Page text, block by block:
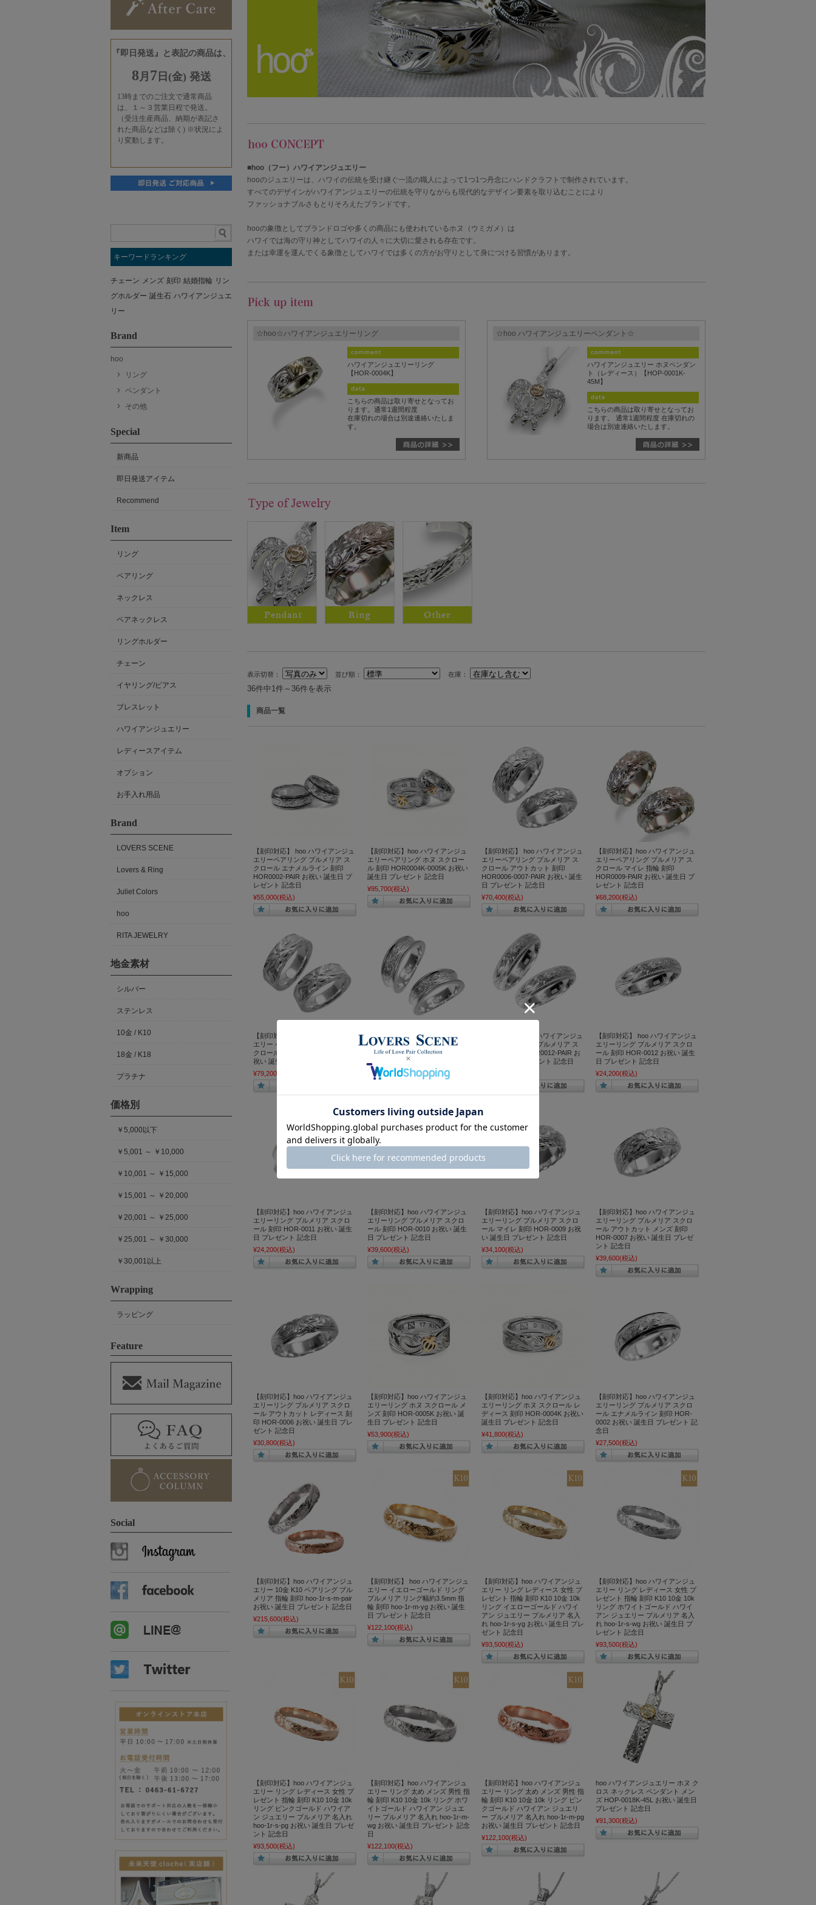
■hoo（フー）ハワイアンジュエリー
hooのジュエリーは、ハワイの伝統を受け継ぐ一流の職人によって1つ1つ丹念にハンドクラフトで制作されています。
すべてのデザインがハワイアンジュエリーの伝統を守りながらも現代的なデザイン要素を取り込むことにより
ファッショナブルさもとりそろえたブランドです。
hooの象徴としてブランドロゴや多くの商品にも使われているホヌ（ウミガメ）は
ハワイでは海の守り神としてハワイの人々に大切に愛される存在です。
または幸運を運んでくる象徴としてハワイでは多くの方がお守りとして身につける習慣があります。
☆hoo☆ハワイアンジュエリーリング
ハワイアンジュエリーリング
【HOR-0004K】
こちらの商品は取り寄せとなってお
ります。通常1週間程度
在庫切れの場合は別途連絡いたしま
す。
☆hoo ハワイアンジュエリーペンダント☆
ハワイアンジュエリー ホヌペンダン
ト（レディース）【HOP-0001K-
45M】
こちらの商品は取り寄せとなってお
ります。 通常1週間程度 在庫切れの
場合は別途連絡いたします。
表示切替： 並び順： 在庫：
36件中1件～36件を表示
商品一覧
【刻印対応】 hoo ハワイアンジュ
エリーペアリング プルメリア ス
クロール エナメルライン 刻印
HOR0002-PAIR お祝い 誕生日 プ
レゼント 記念日
¥55,000(税込)
【刻印対応】hoo ハワイアンジュ
エリーペアリング ホヌ スクロー
ル 刻印 HOR0004K-0005K お祝い
誕生日 プレゼント 記念日
¥95,700(税込)
【刻印対応】 hoo ハワイアンジュ
エリーペアリング プルメリア ス
クロール アウトカット 刻印
HOR0006-0007-PAIR お祝い 誕生
日 プレゼント 記念日
¥70,400(税込)
【刻印対応】hoo ハワイアンジュ
エリーペアリング プルメリア ス
クロール マイレ 指輪 刻印
HOR0009-PAIR お祝い 誕生日 プ
レゼント 記念日
¥68,200(税込)
【刻印対応】 hoo ハワイアンジュ
エリー ペアリング プルメリア ス
クロール 刻印 HOR0010-PAIR お
祝い 誕生日 プレゼント 記念日
¥79,200
【刻印対応】 hoo ハワイアンジュ
エリーペアリング プルメリア ス
クロール 刻印 HOR0011-PAIR お
祝い 誕生日 プレゼント 記念日
¥48,400(税込)
【刻印対応】 hoo ハワイアンジュ
エリーペアリング プルメリア ス
クロール 刻印 HOR0012-PAIR お
祝い 誕生日 プレゼント 記念日
【刻印対応】 hoo ハワイアンジュ
エリーリング プルメリア スクロ
ール 刻印 HOR-0012 お祝い 誕生
日 プレゼント 記念日
¥24,200(税込)
【刻印対応】hoo ハワイアンジュ
エリーリング プルメリア スクロ
ール 刻印 HOR-0011 お祝い 誕生
日 プレゼント 記念日
¥24,200(税込)
【刻印対応】hoo ハワイアンジュ
エリーリング プルメリア スクロ
ール 刻印 HOR-0010 お祝い 誕生
日 プレゼント 記念日
¥39,600(税込)
【刻印対応】hoo ハワイアンジュ
エリーリング プルメリア スクロ
ール マイレ 刻印 HOR-0009 お祝
い 誕生日 プレゼント 記念日
¥34,100(税込)
【刻印対応】hoo ハワイアンジュ
エリーリング プルメリア スクロ
ール アウトカット メンズ 刻印
HOR-0007 お祝い 誕生日 プレゼ
ント 記念日
¥39,600(税込)
【刻印対応】hoo ハワイアンジュ
エリーリング プルメリア スクロ
ール アウトカット レディース 刻
印 HOR-0006 お祝い 誕生日 プレ
ゼント 記念日
¥30,800(税込)
【刻印対応】hoo ハワイアンジュ
エリーリング ホヌ スクロール メ
ンズ 刻印 HOR-0005K お祝い 誕
生日 プレゼント 記念日
¥53,900(税込)
【刻印対応】hoo ハワイアンジュ
エリーリング ホヌ スクロール レ
ディース 刻印 HOR-0004K お祝い
誕生日 プレゼント 記念日
¥41,800(税込)
【刻印対応】hoo ハワイアンジュ
エリーリング プルメリア スクロ
ール エナメルライン 刻印 HOR-
0002 お祝い 誕生日 プレゼント 記
念日
¥27,500(税込)
【刻印対応】hoo ハワイアンジュ
エリー 10金 K10 ペアリング プル
メリア 指輪 刻印 hoo-1r-s-m-pair
お祝い 誕生日 プレゼント 記念日
¥215,600(税込)
【刻印対応】 hoo ハワイアンジュ
エリー イエローゴールド リング
プルメリア リング幅約3.5mm 指
輪 刻印 hoo-1r-m-yg お祝い 誕生
日 プレゼント 記念日
¥122,100(税込)
【刻印対応】hoo ハワイアンジュ
エリー リング レディース 女性 プ
レゼント 指輪 刻印 K10 10金 10k
リング イエローゴールド ハワイ
アン ジュエリー プルメリア 名入
れ hoo-1r-s-yg お祝い 誕生日 プレ
ゼント 記念日
¥93,500(税込)
【刻印対応】hoo ハワイアンジュ
エリー リング レディース 女性 プ
レゼント 指輪 刻印 K10 10金 10k
リング ホワイトゴールド ハワイ
アン ジュエリー プルメリア 名入
れ hoo-1r-s-wg お祝い 誕生日 プ
レゼント 記念日
¥93,500(税込)
【刻印対応】hoo ハワイアンジュ
エリー リング レディース 女性 プ
レゼント 指輪 刻印 K10 10金 10k
リング ピンクゴールド ハワイア
ン ジュエリー プルメリア 名入れ
hoo-1r-s-pg お祝い 誕生日 プレゼ
ント 記念日
¥93,500(税込)
【刻印対応】hoo ハワイアンジュ
エリー リング 太め メンズ 男性 指
輪 刻印 K10 10金 10k リング ホワ
イトゴールド ハワイアン ジュエ
リー プルメリア 名入れ hoo-1r-m-
wg お祝い 誕生日 プレゼント 記念
日
¥122,100(税込)
【刻印対応】hoo ハワイアンジュ
エリー リング 太め メンズ 男性 指
輪 刻印 K10 10金 10k リング ピン
クゴールド ハワイアン ジュエリ
ー プルメリア 名入れ hoo-1r-m-pg
お祝い 誕生日 プレゼント 記念日
¥122,100(税込)
hoo ハワイアンジュエリー ホヌ ク
ロス ネックレス ペンダント メン
ズ HOP-0018K-45L お祝い 誕生日
プレゼント 記念日
¥91,300(税込)
キーワードランキング
チェーン メンズ 刻印 結婚指輪 リン
グホルダー 誕生石 ハワイアンジュエ
リー
Brand
hoo
リング
ペンダント
その他
Special
新商品
即日発送アイテム
Recommend
Item
リング
ペアリング
ネックレス
ペアネックレス
リングホルダー
チェーン
イヤリング/ピアス
ブレスレット
ハワイアンジュエリー
レディースアイテム
オプション
お手入れ用品
Brand
LOVERS SCENE
Lovers & Ring
Juliet Colors
hoo
RITA JEWELRY
地金素材
シルバー
ステンレス
10金 / K10
18金 / K18
プラチナ
価格別
￥5,000以下
￥5,001 ～ ￥10,000
￥10,001 ～ ￥15,000
￥15,001 ～ ￥20,000
￥20,001 ～ ￥25,000
￥25,001 ～ ￥30,000
￥30,001以上
Wrapping
ラッピング
Feature
Social